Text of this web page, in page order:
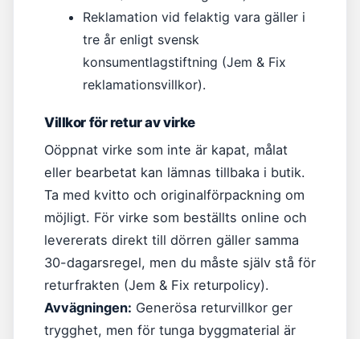
Reklamation vid felaktig vara gäller i
tre år enligt svensk
konsumentlagstiftning (Jem & Fix
reklamationsvillkor).
Villkor för retur av virke
Oöppnat virke som inte är kapat, målat
eller bearbetat kan lämnas tillbaka i butik.
Ta med kvitto och originalförpackning om
möjligt. För virke som beställts online och
levererats direkt till dörren gäller samma
30-dagarsregel, men du måste själv stå för
returfrakten (Jem & Fix returpolicy).
Avvägningen: Generösa returvillkor ger
trygghet, men för tunga byggmaterial är